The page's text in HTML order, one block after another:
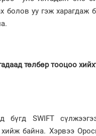
болов уу гэж харагдаж
төлбөр тооцоо
бүгд SWIFT
хийж байна. Хэрвээ